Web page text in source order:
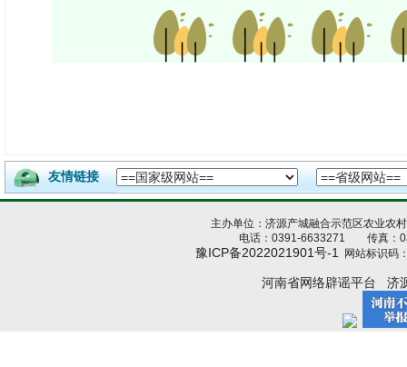
友情链接
主办单位：济源产城融合示范区农业
电话：0391-6633271 传真：
豫ICP备2022021901号-1 网站标识码
河南省网络辟谣平台 济